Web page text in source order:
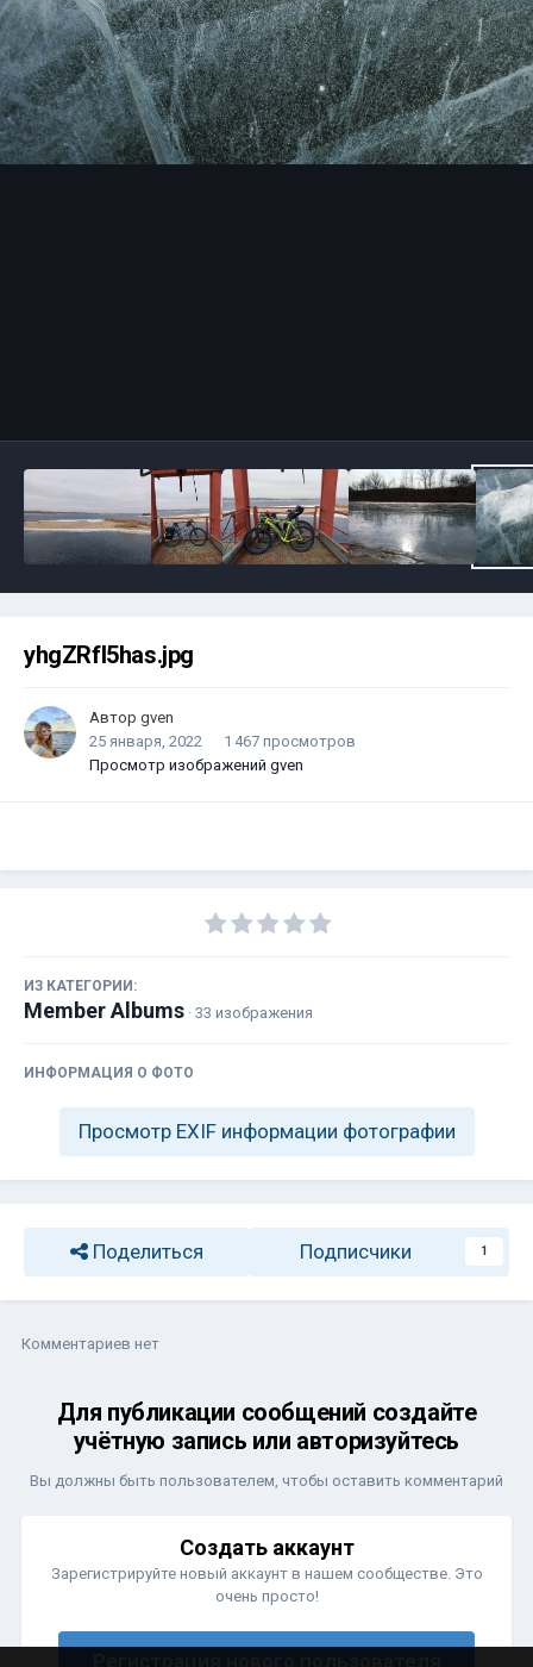
yhgZRfI5has.jpg
Автор gven
25 января, 2022
1 467 просмотров
Просмотр изображений gven
ИЗ КАТЕГОРИИ:
Member Albums · 33 изображения
ИНФОРМАЦИЯ О ФОТО
Просмотр EXIF информации фотографии
Поделиться Подписчики 1
Комментариев нет
Для публикации сообщений создайте
учётную запись или авторизуйтесь
Вы должны быть пользователем, чтобы оставить комментарий
Создать аккаунт
Зарегистрируйте новый аккаунт в нашем сообществе. Это
очень просто!